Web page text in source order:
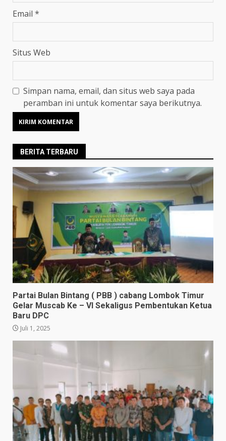
Email *
Situs Web
Simpan nama, email, dan situs web saya pada
peramban ini untuk komentar saya berikutnya.
BERITA TERBARU
Partai Bulan Bintang ( PBB ) cabang Lombok Timur
Gelar Muscab Ke – VI Sekaligus Pembentukan Ketua
Baru DPC
Juli 1, 2025